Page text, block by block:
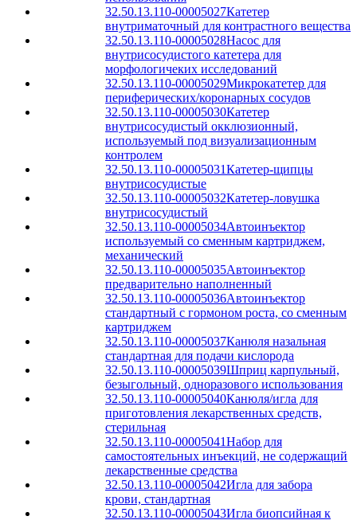
32.50.13.110-00005027Катетер
внутриматочный для контрастного вещества
32.50.13.110-00005028Насос для
внутрисосудистого катетера для
морфологичеких исследований
32.50.13.110-00005029Микрокатетер для
периферических/коронарных сосудов
32.50.13.110-00005030Катетер
внутрисосудистый окклюзионный,
используемый под визуализационным
контролем
32.50.13.110-00005031Катетер-щипцы
внутрисосудистые
32.50.13.110-00005032Катетер-ловушка
внутрисосудистый
32.50.13.110-00005034Автоинъектор
используемый со сменным картриджем,
механический
32.50.13.110-00005035Автоинъектор
предварительно наполненный
32.50.13.110-00005036Автоинъектор
стандартный с гормоном роста, со сменным
картриджем
32.50.13.110-00005037Канюля назальная
стандартная для подачи кислорода
32.50.13.110-00005039Шприц карпульный,
безыгольный, одноразового использования
32.50.13.110-00005040Канюля/игла для
приготовления лекарственных средств,
стерильная
32.50.13.110-00005041Набор для
самостоятельных инъекций, не содержащий
лекарственные средства
32.50.13.110-00005042Игла для забора
крови, стандартная
32.50.13.110-00005043Игла биопсийная к